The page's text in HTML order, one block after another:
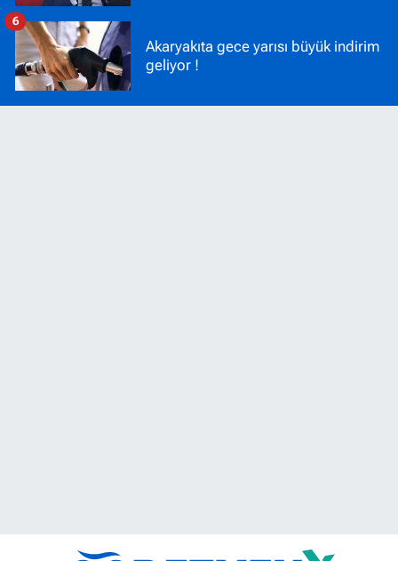
Akaryakıta gece yarısı büyük indirim
geliyor !
6